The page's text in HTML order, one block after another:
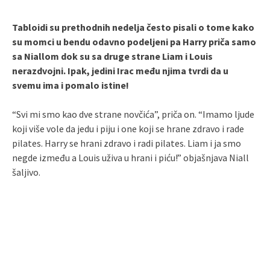
Tabloidi su prethodnih nedelja često pisali o tome kako
su momci u bendu odavno podeljeni pa Harry priča samo
sa Niallom dok su sa druge strane Liam i Louis
nerazdvojni. Ipak, jedini Irac među njima tvrdi da u
svemu ima i pomalo istine!
“Svi mi smo kao dve strane novčića”, priča on. “Imamo ljude
koji više vole da jedu i piju i one koji se hrane zdravo i rade
pilates. Harry se hrani zdravo i radi pilates. Liam i ja smo
negde između a Louis uživa u hrani i piću!” objašnjava Niall
šaljivo.